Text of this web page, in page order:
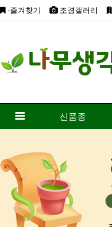
-즐겨찾기 조경갤러리
신품종